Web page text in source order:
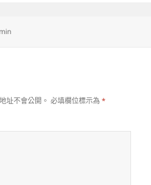
址不會公開。 必填欄位標示為*